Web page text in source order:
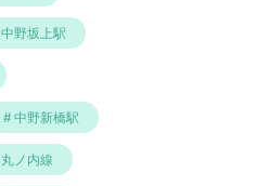
中野坂上駅
中野新橋駅
丸ノ内線